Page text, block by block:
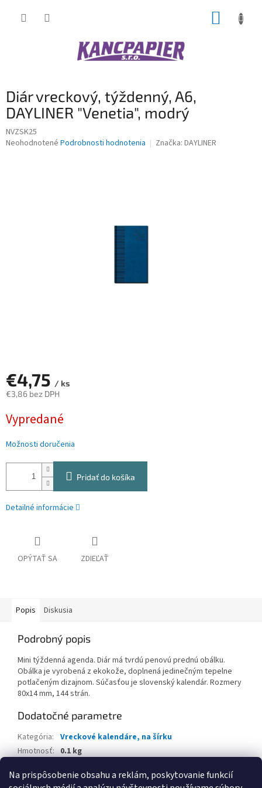
Na prispôsobenie obsahu a reklám, poskytovanie funkcií
Diár vreckový, týždenný, A6,
DAYLINER "Venetia", modrý
NVZSK25
Priemerné
Neohodnotené Podrobnosti hodnotenia Značka: DAYLINER
€4,75 / ks
€3,86 bez DPH
cena:
Vypredané
Možnosti doručenia
Pridať do košíka
Detailné informácie
OPÝTAŤ SA ZDIEĽAŤ
Popis Diskusia
Podrobný popis
Mini týždenná agenda. Diár má tvrdú penovú prednú obálku.
Obálka je vyrobená z ekokože, doplnená jedinečným tepelne
potlačeným dizajnom. Súčasťou je slovenský kalendár. Rozmery
80x14 mm, 144 strán.
Dodatočné parametre
Kategória: Vreckové kalendáre, na šírku
Hmotnosť: 0.1 kg